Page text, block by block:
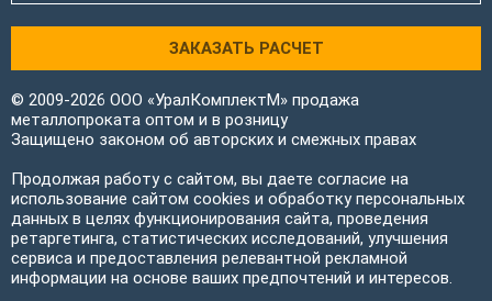
ЗАКАЗАТЬ РАСЧЕТ
© 2009-2026 ООО «УралКомплектМ» продажа
металлопроката оптом и в розницу
Защищено законом об авторских и смежных правах
Продолжая работу с сайтом, вы даете согласие на
использование сайтом cookies и обработку персональных
данных в целях функционирования сайта, проведения
ретаргетинга, статистических исследований, улучшения
сервиса и предоставления релевантной рекламной
информации на основе ваших предпочтений и интересов.